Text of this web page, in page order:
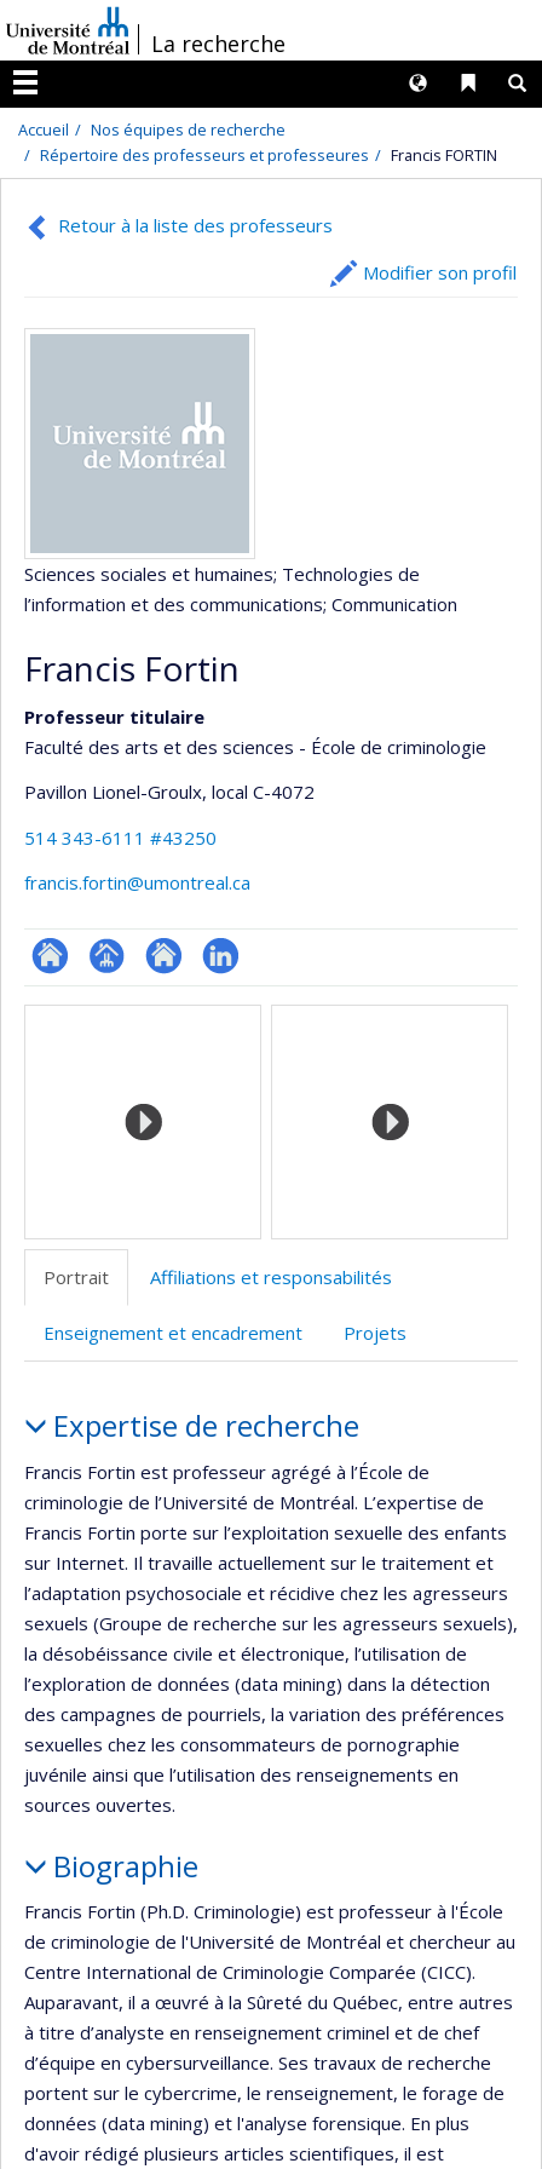
au
contenu
/La recherche
Menu
Liens
Langues
Accueil
Nos équipes de recherche
Répertoire des professeurs et professeures
Francis FORTIN
Retour à la liste des professeurs
Modifier son profil
Sciences sociales et humaines; Technologies de
l’information et des communications; Communication
Francis Fortin
Professeur titulaire
Faculté des arts et des sciences - École de criminologie
Pavillon Lionel-Groulx, local C-4072
514 343-6111 #43250
francis.fortin@umontreal.ca
ResearchGate
Page Site
de
recherche
LinkedIn
Médias
Portrait Affiliations et responsabilités
Enseignement et encadrement Projets
Expertise de recherche
Francis Fortin est professeur agrégé à l’École de
criminologie de l’Université de Montréal. L’expertise de
Francis Fortin porte sur l’exploitation sexuelle des enfants
sur Internet. Il travaille actuellement sur le traitement et
l’adaptation psychosociale et récidive chez les agresseurs
sexuels (Groupe de recherche sur les agresseurs sexuels),
la désobéissance civile et électronique, l’utilisation de
l’exploration de données (data mining) dans la détection
des campagnes de pourriels, la variation des préférences
sexuelles chez les consommateurs de pornographie
juvénile ainsi que l’utilisation des renseignements en
sources ouvertes.
Biographie
Francis Fortin (Ph.D. Criminologie) est professeur à l'École
de criminologie de l'Université de Montréal et chercheur au
Centre International de Criminologie Comparée (CICC).
Auparavant, il a œuvré à la Sûreté du Québec, entre autres
à titre d’analyste en renseignement criminel et de chef
d’équipe en cybersurveillance. Ses travaux de recherche
portent sur le cybercrime, le renseignement, le forage de
données (data mining) et l'analyse forensique. En plus
d'avoir rédigé plusieurs articles scientifiques, il est